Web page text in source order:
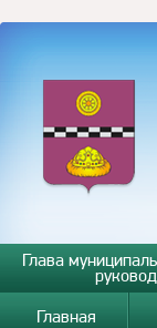
Глава
Главная